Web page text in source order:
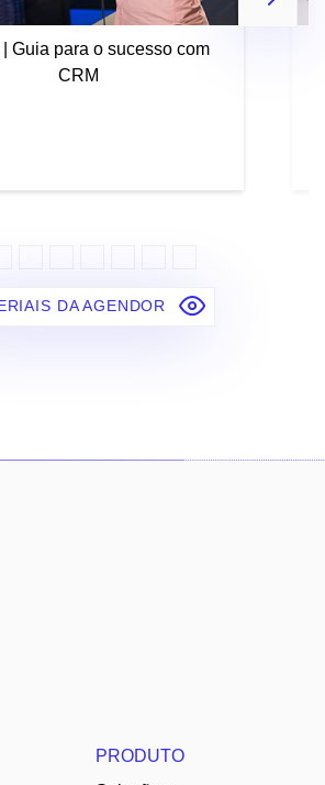
| Guia para o sucesso com
CRM
DA AGENDOR
PRODUTO